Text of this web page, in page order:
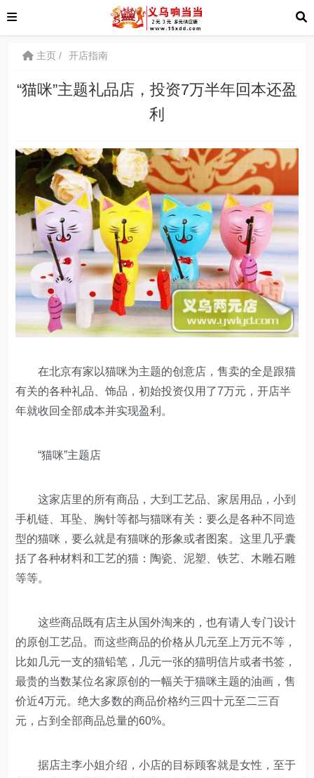
主页 开店指南
“猫咪”主题礼品店，投资7万半年回本还盈
利
在北京有家以猫咪为主题的创意店，售卖的全是跟猫
有关的各种礼品、饰品，初始投资仅用了7万元，开店半
年就收回全部成本并实现盈利。
“猫咪”主题店
这家店里的所有商品，大到工艺品、家居用品，小到
手机链、耳坠、胸针等都与猫咪有关：要么是各种不同造
型的猫咪，要么就是有猫咪的形象或者图案。这里几乎囊
括了各种材料和工艺的猫：陶瓷、泥塑、铁艺、木雕石雕
等等。
这些商品既有店主从国外淘来的，也有请人专门设计
的原创工艺品。而这些商品的价格从几元至上万元不等，
比如几元一支的猫铅笔，几元一张的猫明信片或者书签，
最贵的当数某位名家原创的一幅关于猫咪主题的油画，售
价近4万元。绝大多数的商品价格约三四十元至二三百
元，占到全部商品总量的60%。
据店主李小姐介绍，小店的目标顾客就是女性，至于